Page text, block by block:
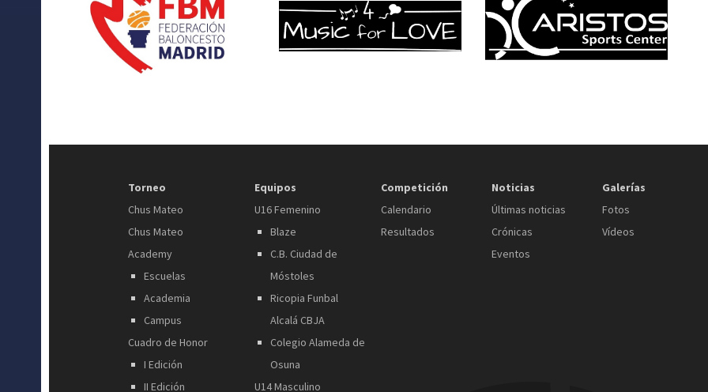
Torneo
Chus Mateo
Chus Mateo
Academy
Escuelas
Academia
Campus
Cuadro de Honor
I Edición
II Edición
Equipos
U16 Femenino
Blaze
C.B. Ciudad de
Móstoles
Ricopia Funbal
Alcalá CBJA
Colegio Alameda de
Osuna
U14 Masculino
Competición
Calendario
Resultados
Noticias
Últimas noticias
Crónicas
Eventos
Galerías
Fotos
Vídeos